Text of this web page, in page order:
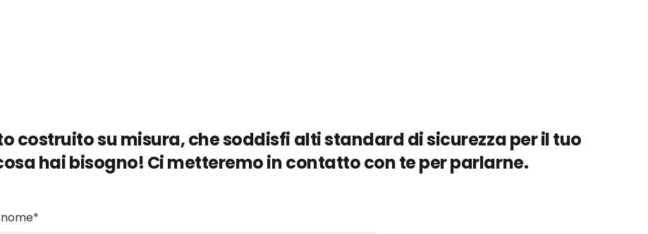
costruito su misura, che soddisfi alti standard di sicurezza per il tuo
hai bisogno! Ci metteremo in contatto con te per parlarne.